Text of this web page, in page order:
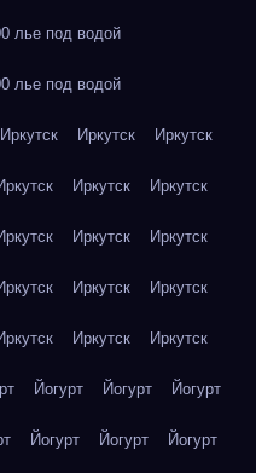
лье под водой
лье под водой
Иркутск Иркутск Иркутск
Иркутск Иркутск
Иркутск Иркутск
Иркутск Иркутск
Иркутск Иркутск
Йогурт Йогурт Йогурт
Йогурт Йогурт Йогурт